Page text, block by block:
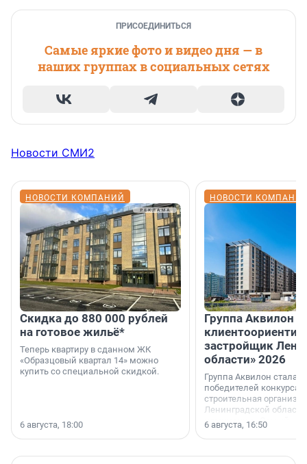
ПРИСОЕДИНИТЬСЯ
Самые яркие фото и видео дня — в
наших группах в социальных сетях
Новости СМИ2
НОВОСТИ КОМПАНИЙ
Скидка до 880 000 рублей
на готовое жильё*
Теперь квартиру в сданном ЖК
«Образцовый квартал 14» можно
купить со специальной скидкой.
6 августа, 18:00
НОВОСТИ
Группа Аквилон
застройщик
области» 2026
Группа Аквилон стала
победителей конкурса
строительная
Ленинградской области
номинации «Самый
застройщик
области».
6 августа, 16:50